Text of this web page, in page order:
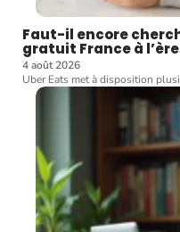
Faut-il encore
gratuit France à
4 août 2026
Uber Eats met à disposition